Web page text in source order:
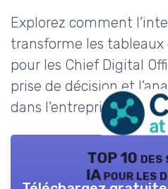
Explorez comment
transforme les
pour les Chief Digital
prise de décision et
dans l’entreprise.
TOP 10
IA pour les